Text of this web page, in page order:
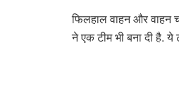
फिलहाल वाहन और वाहन
ने एक टीम भी बना दी है. ये